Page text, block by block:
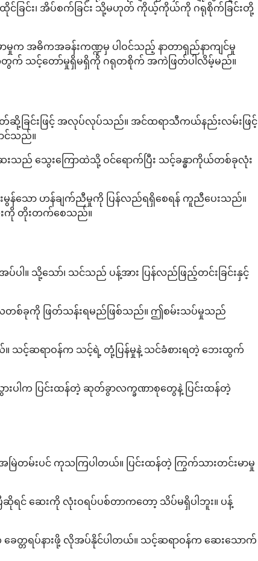
း၊ ထိုင်ခြင်း၊ အိပ်စက်ခြင်း သို့မဟုတ် ကိုယ့်ကိုယ်ကို ဂရုစိုက်ခြင်းတို့
ာမှုက အဓိကအခန်းကဏ္ဍမှ ပါဝင်သည့် နာတာရှည်နာကျင်မှု
တွက် သင့်တော်မှုရှိမရှိကို ဂရုတစိုက် အကဲဖြတ်ပါလိမ့်မည်။
ဆို့ခြင်းဖြင့် အလုပ်လုပ်သည်။ အင်ထရာသီကယ်နည်းလမ်းဖြင့်
င်သည်။
ေးသည် သွေးကြောထဲသို့ ဝင်ရောက်ပြီး သင့်ခန္ဓာကိုယ်တစ်ခုလုံး
င်းမွန်သော ဟန်ချက်ညီမှုကို ပြန်လည်ရရှိစေရန် ကူညီပေးသည်။
စွမ်းကို တိုးတက်စေသည်။
ါ။ သို့သော်၊ သင်သည် ပန့်အား ပြန်လည်ဖြည့်တင်းခြင်းနှင့်
တစ်ခုကို ဖြတ်သန်းရမည်ဖြစ်သည်။ ဤစမ်းသပ်မှုသည်
သင့်ဆရာဝန်က သင့်ရဲ့ တုံ့ပြန်မှုနဲ့ သင်ခံစားရတဲ့ ဘေးထွက်
ပါက ပြင်းထန်တဲ့ ဆုတ်ခွာလက္ခဏာစုတွေနဲ့ ပြင်းထန်တဲ့
အမြဲတမ်းပင် ကုသကြပါတယ်။ ပြင်းထန်တဲ့ ကြွက်သားတင်းမာမှု
ဆိုရင် ဆေးကို လုံးဝရပ်ပစ်တာကတော့ သိပ်မရှိပါဘူး။ ပန့်
တ္တရပ်နားဖို့ လိုအပ်နိုင်ပါတယ်။ သင့်ဆရာဝန်က ဆေးသောက်